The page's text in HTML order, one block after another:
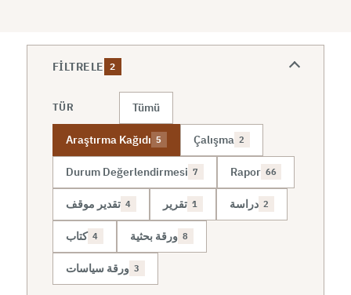
FILTRELE 2
TÜR Tümü
Araştırma Kağıdı 5 Çalışma 2
Durum Değerlendirmesi 7 Rapor 66
تقدير موقف 4 تقرير 1 دراسة 2
كتاب 4 ورقة بحثية 8
ورقة سياسات 3